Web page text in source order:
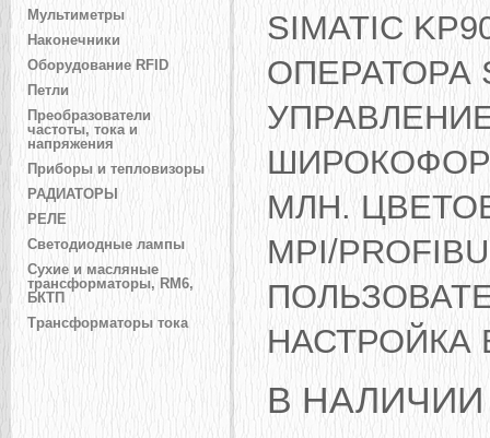
Мультиметры
Наконечники
Оборудование RFID
Петли
Преобразователи
частоты, тока и
напряжения
Приборы и тепловизоры
РАДИАТОРЫ
РЕЛЕ
Светодиодные лампы
Сухие и масляные
трансформаторы, RM6,
БКТП
Трансформаторы тока
SIMATIC
ОПЕРАТОРА
МЛН.
MPI/
НАСТРОЙКА В
В НАЛИЧИИ